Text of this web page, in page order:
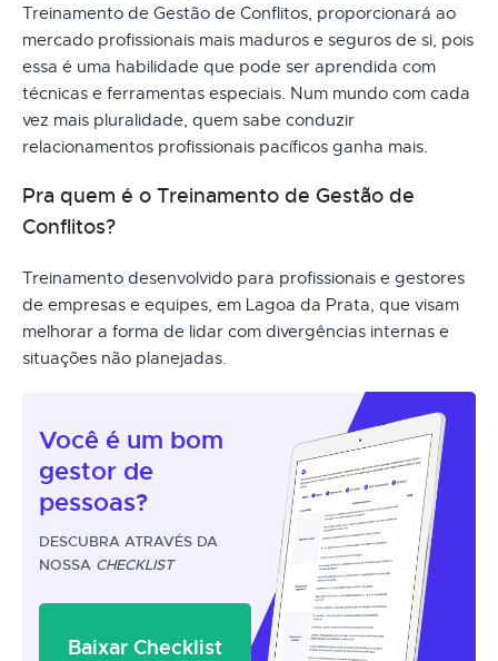
Treinamento de Gestão de Conflitos, proporcionará ao
mercado profissionais mais maduros e seguros de si, pois
essa é uma habilidade que pode ser aprendida com
técnicas e ferramentas especiais. Num mundo com cada
vez mais pluralidade, quem sabe conduzir
relacionamentos profissionais pacíficos ganha mais.
Pra quem é o Treinamento de Gestão de
Conflitos?
Treinamento desenvolvido para profissionais e gestores
de empresas e equipes, em Lagoa da Prata, que visam
melhorar a forma de lidar com divergências internas e
situações não planejadas.
Você é um bom
gestor de
pessoas?
DESCUBRA ATRAVÉS DA
NOSSA CHECKLIST
Baixar Checklist